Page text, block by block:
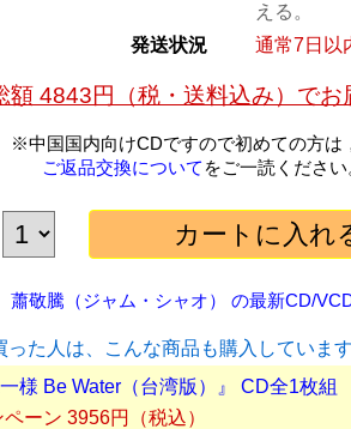
える。
発送状況
通常7日以
額 4843円（税・送料込み）でお
※中国国内向けCDですので初めての方は
ご返品交換について をご一読ください
蕭敬騰（ジャム・シャオ） の最新CD/
った人は、こんな商品も購入しています
一様 Be Water（台湾版）』 CD全1枚組
ーン 3956円（税込）